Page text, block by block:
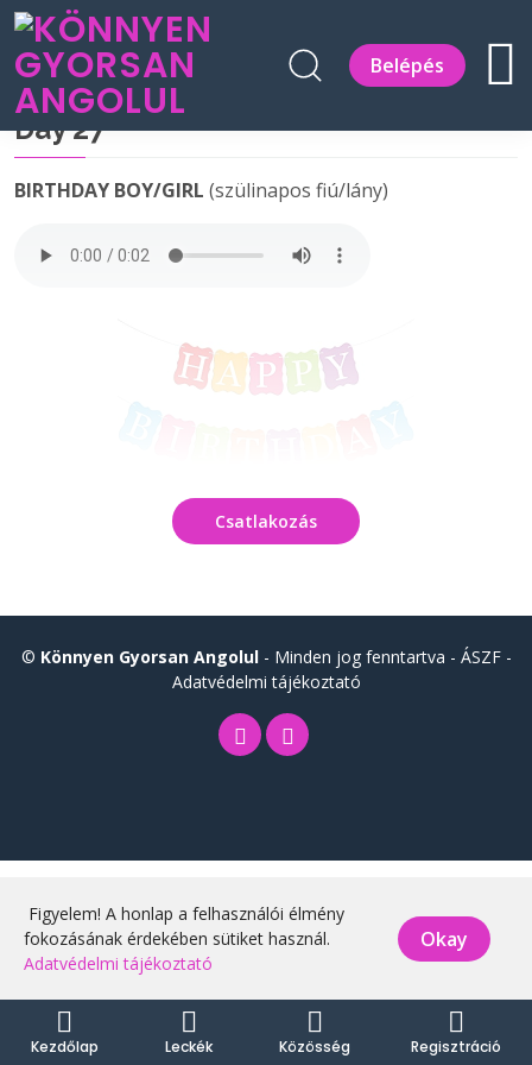
Belépés
Day 27
BIRTHDAY BOY/GIRL (szülinapos fiú/lány)
Csatlakozás
© Könnyen Gyorsan Angolul- Minden jog fenntartva - ÁSZF-
Adatvédelmi tájékoztató
Figyelem! A honlap a felhasználói élmény
fokozásának érdekében sütiket használ.
Adatvédelmi tájékoztató
Okay
Kezdőlap Leckék Közösség Regisztráció